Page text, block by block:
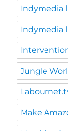
Indymedia
Indymedia
Jungle
Make